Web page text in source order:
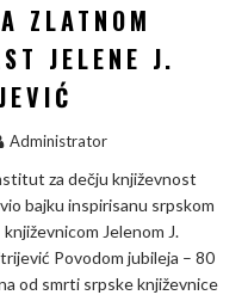
ZLATNOM
JELENE J.
Administrator
za dečju književnost
bajku inspirisanu srpskom
književnicom Jelenom J.
Povodom jubileja – 80
od smrti srpske književnice